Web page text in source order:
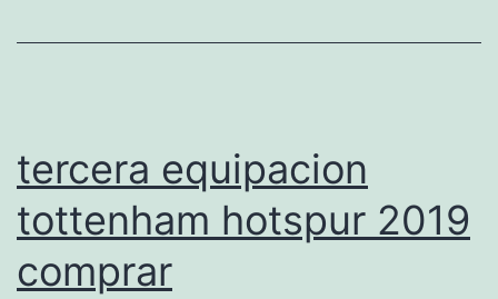
tercera equipacion
tottenham hotspur 2019
comprar